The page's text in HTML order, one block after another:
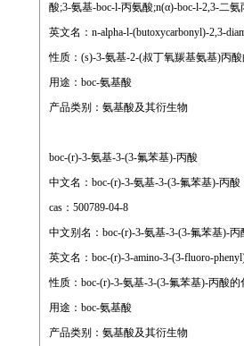
酸;3-氨基-boc-l-丙氨酸;n(α)-boc-l-2,3-二
英文名：n-alpha-l-(butoxycarbonyl)-2,3-
性质：(s)-3-氨基-2-(叔丁氧羰基氨基)丙
用途：boc-氨基酸
产品类别：氨基酸及其衍生物
boc-(r)-3-氨基-3-(3-氟苯基)-丙酸
中文名：boc-(r)-3-氨基-3-(3-氟苯基)-丙
cas：500789-04-8
中文别名：boc-(r)-3-氨基-3-(3-氟苯基)-
英文名：boc-(r)-3-amino-3-(3-fluoro-
性质：boc-(r)-3-氨基-3-(3-氟苯基)-丙酸
用途：boc-氨基酸
产品类别：氨基酸及其衍生物